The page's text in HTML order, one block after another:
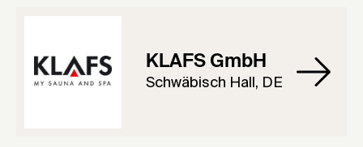
KLAFS GmbH
Schwäbisch Hall, DE